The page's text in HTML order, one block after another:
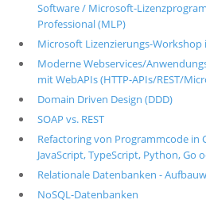
Software / Microsoft-
Professional (MLP)
Microsoft Lizenzierungs-Workshop
Moderne Webservices/
mit WebAPIs (HTTP-APIs/REST/
Domain Driven Design (DDD)
SOAP vs. REST
Refactoring von Programmcode in
JavaScript, TypeScript, Python, Go
Relationale Datenbanken -
NoSQL-Datenbanken